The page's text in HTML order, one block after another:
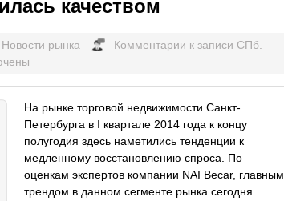
качеством
Новости рынка Комментарии к записи СПб.
На рынке торговой недвижимости Санкт-
Петербурга в I квартале 2014 года к концу
полугодия здесь наметились тенденции к
медленному восстановлению спроса. По
оценкам экспертов компании NAI Becar, главным
трендом в данном сегменте рынка сегодня